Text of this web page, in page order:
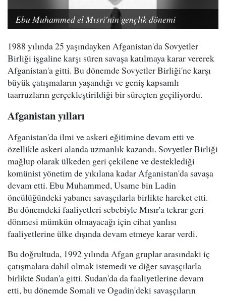
Ebu Muhammed el Mısri'nin gençlik dönemi
1988 yılında 25 yaşındayken Afganistan'da Sovyetler
Birliği işgaline karşı süren savaşa katılmaya karar vererek
Afganistan'a gitti. Bu dönemde Sovyetler Birliği'ne karşı
büyük çatışmaların yaşandığı ve geniş kapsamlı
taarruzların gerçekleştirildiği bir süreçten geçiliyordu.
Afganistan yılları
Afganistan'da ilmi ve askeri eğitimine devam etti ve
özellikle askeri alanda uzmanlık kazandı. Sovyetler Birliği
mağlup olarak ülkeden geri çekilene ve desteklediği
komünist yönetim de yıkılana kadar Afganistan'da savaşa
devam etti. Ebu Muhammed, Usame bin Ladin
öncülüğündeki yabancı savaşçılarla birlikte hareket etti.
Bu dönemdeki faaliyetleri sebebiyle Mısır'a tekrar geri
dönmesi mümkün olmayacağı için cihat yanlısı
faaliyetlerine ülke dışında devam etmeye karar verdi.
Bu doğrultuda, 1992 yılında Afgan gruplar arasındaki iç
çatışmalara dahil olmak istemedi ve diğer savaşçılarla
birlikte Sudan'a gitti. Sudan'da da faaliyetlerine devam
etti, bu dönemde Somali ve Ogadin'deki savaşçıların